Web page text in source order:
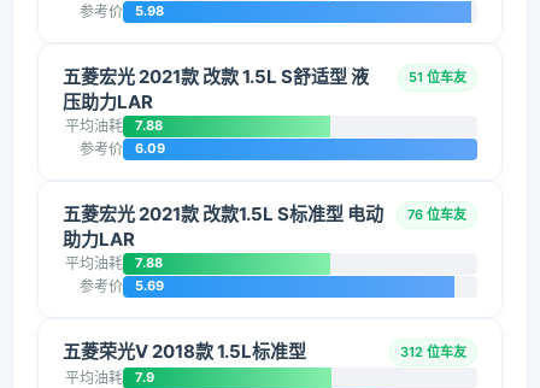
参考价 5.98
五菱宏光 2021款 改款 1.5L S舒适型 液
压助力LAR
51 位车友
平均油耗 7.88
参考价 6.09
五菱宏光 2021款 改款1.5L S标准型 电动
助力LAR
76 位车友
平均油耗 7.88
参考价 5.69
五菱荣光V 2018款 1.5L标准型 312 位车友
平均油耗 7.9